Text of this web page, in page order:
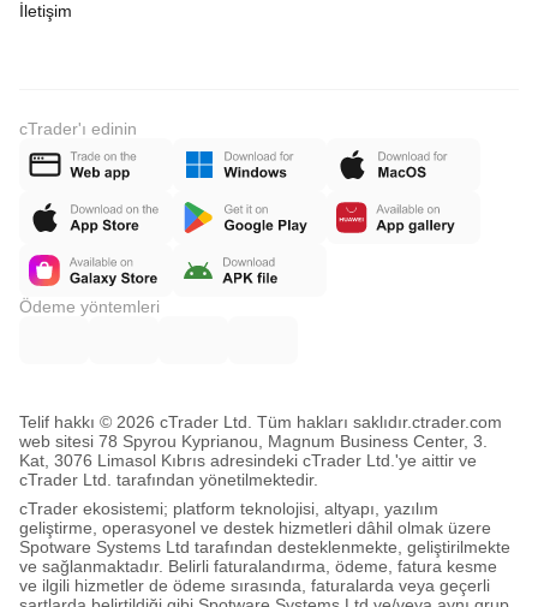
İletişim
cTrader'ı edinin
Ödeme yöntemleri
Telif hakkı © 2026 cTrader Ltd. Tüm hakları saklıdır.ctrader.com
web sitesi 78 Spyrou Kyprianou, Magnum Business Center, 3.
Kat, 3076 Limasol Kıbrıs adresindeki cTrader Ltd.'ye aittir ve
cTrader Ltd. tarafından yönetilmektedir.
cTrader ekosistemi; platform teknolojisi, altyapı, yazılım
geliştirme, operasyonel ve destek hizmetleri dâhil olmak üzere
Spotware Systems Ltd tarafından desteklenmekte, geliştirilmekte
ve sağlanmaktadır. Belirli faturalandırma, ödeme, fatura kesme
ve ilgili hizmetler de ödeme sırasında, faturalarda veya geçerli